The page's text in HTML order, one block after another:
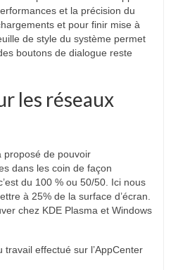
et la précision du
et pour finir mise à
de style du système permet
boutons de dialogue reste
les réseaux
proposé de pouvoir
dans les coin de façon
du 100 % ou 50/50. Ici nous
à 25% de la surface d’écran.
chez KDE Plasma et Windows
effectué sur l’AppCenter